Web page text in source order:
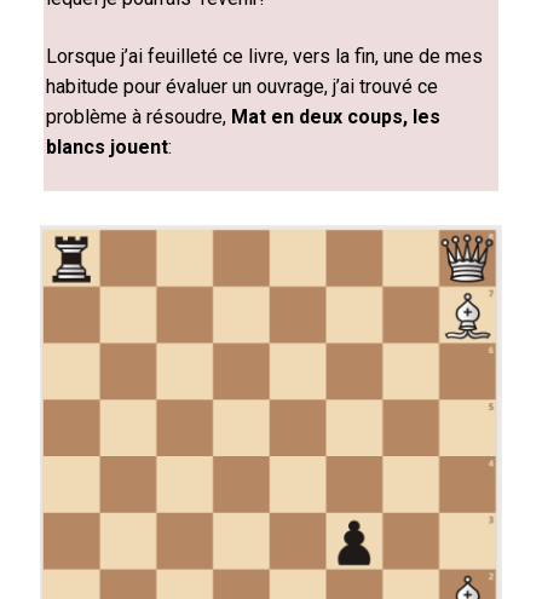
Lorsque j’ai feuilleté ce livre, vers la fin, une de mes
habitude pour évaluer un ouvrage, j’ai trouvé ce
problème à résoudre, Mat en deux coups, les
blancs jouent: